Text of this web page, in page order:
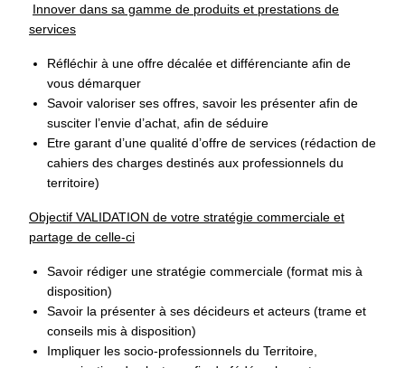
Innover dans sa gamme de produits et prestations de
services
Réfléchir à une offre décalée et différenciante afin de
vous démarquer
Savoir valoriser ses offres, savoir les présenter afin de
susciter l’envie d’achat, afin de séduire
Etre garant d’une qualité d’offre de services (rédaction de
cahiers des charges destinés aux professionnels du
territoire)
Objectif VALIDATION de votre stratégie commerciale et
partage de celle-ci
Savoir rédiger une stratégie commerciale (format mis à
disposition)
Savoir la présenter à ses décideurs et acteurs (trame et
conseils mis à disposition)
Impliquer les socio-professionnels du Territoire,